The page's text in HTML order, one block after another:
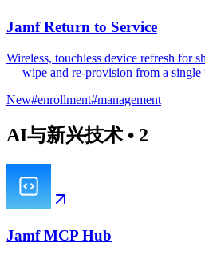
Jamf Return to Service
Wireless, touchless device refresh for
— wipe and re-provision from a single
New#enrollment#management
AI与新兴技术• 2
Jamf MCP Hub